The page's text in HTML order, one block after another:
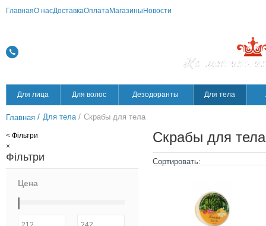
ГлавнаяО насДоставкаОплатаМагазиныНовости
Для лица Для волос Дезодоранты Для тела
Главная / Для тела / Скрабы для тела
Скрабы для тела
Сортировать:
< Фільтри
×
Фільтри
Цена